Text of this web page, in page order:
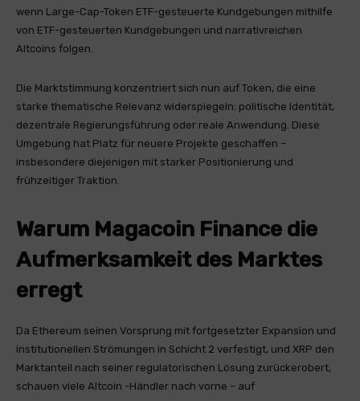
wenn Large-Cap-Token ETF-gesteuerte Kundgebungen mithilfe
von ETF-gesteuerten Kundgebungen und narrativreichen
Altcoins folgen.
Die Marktstimmung konzentriert sich nun auf Token, die eine
starke thematische Relevanz widerspiegeln: politische Identität,
dezentrale Regierungsführung oder reale Anwendung. Diese
Umgebung hat Platz für neuere Projekte geschaffen –
insbesondere diejenigen mit starker Positionierung und
frühzeitiger Traktion.
Warum Magacoin Finance die
Aufmerksamkeit des Marktes
erregt
Da Ethereum seinen Vorsprung mit fortgesetzter Expansion und
institutionellen Strömungen in Schicht 2 verfestigt, und XRP den
Marktanteil nach seiner regulatorischen Lösung zurückerobert,
schauen viele Altcoin -Händler nach vorne – auf